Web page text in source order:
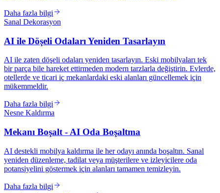
Daha fazla bilgi
Sanal Dekorasyon
AI ile Döşeli Odaları Yeniden Tasarlayın
AI ile zaten döşeli odaları yeniden tasarlayın. Eski mobilyaları tek
bir parça bile hareket ettirmeden modern tarzlarla değiştirin. Evlerde,
otellerde ve ticari iç mekanlardaki eski alanları güncellemek için
mükemmeldir.
Daha fazla bilgi
Nesne Kaldırma
Mekanı Boşalt - AI Oda Boşaltma
AI destekli mobilya kaldırma ile her odayı anında boşaltın. Sanal
yeniden düzenleme, tadilat veya müşterilere ve izleyicilere oda
potansiyelini göstermek için alanları tamamen temizleyin.
Daha fazla bilgi